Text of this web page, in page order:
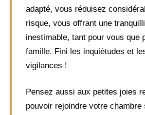
adapté, vous réduisez
risque, vous offrant une
inestimable, tant pour vous que
famille. Fini les inquiétudes et
vigilances !
Pensez aussi aux petites joies
pouvoir rejoindre votre chambre